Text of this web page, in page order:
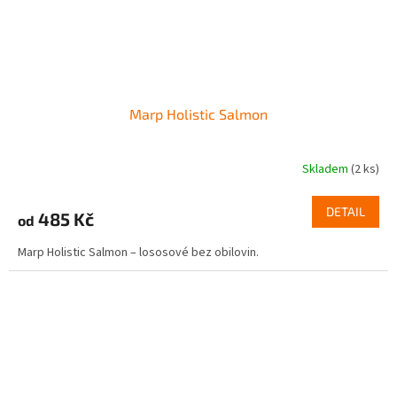
Marp Holistic Salmon
Skladem (2 ks)
od 485 Kč DETAIL
Marp Holistic Salmon – lososové bez obilovin.